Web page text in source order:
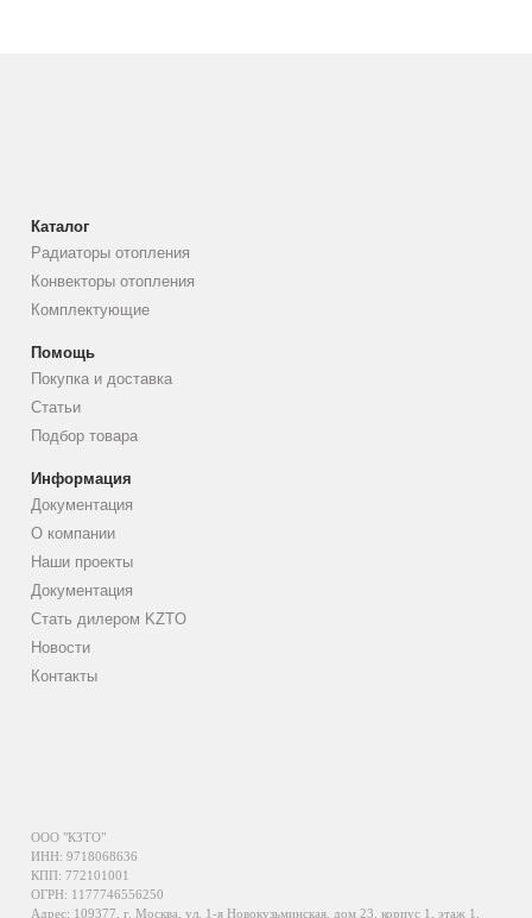
Каталог
Радиаторы отопления
Конвекторы отопления
Комплектующие
Помощь
Покупка и доставка
Статьи
Подбор товара
Информация
Документация
О компании
Наши проекты
Документация
Стать дилером KZTO
Новости
Контакты
ООО "КЗТО"
ИНН: 9718068636
КПП: 772101001
ОГРН: 1177746556250
Адрес: 109377, г. Москва, ул. 1-я Новокузьминская, дом 23, корпус 1, этаж 1,